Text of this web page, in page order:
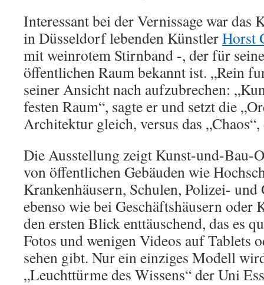
Interessant bei der Vernissage war
in Düsseldorf lebenden KünstlerHorst
mit weinrotem Stirnband -, der für
öffentlichen Raum bekannt ist. „Rein
seiner Ansicht nach aufzubrechen:
festen Raum“, sagte er und setzt die
Architektur gleich, versus das
Die Ausstellung zeigt Kunst-und-Bau-
von öffentlichen Gebäuden wie
Krankenhäusern, Schulen, Polizei- und
ebenso wie bei Geschäftshäusern oder
den ersten Blick enttäuschend, das es
Fotos und wenigen Videos auf Tablets
sehen gibt. Nur ein einziges Modell
„Leuchttürme des Wissens“ der Uni